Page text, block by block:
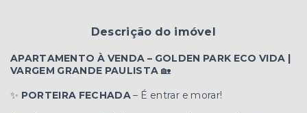
Descrição do imóvel
APARTAMENTO À VENDA – GOLDEN PARK ECO VIDA |
VARGEM GRANDE PAULISTA 🏡
✨ PORTEIRA FECHADA– É entrar e morar!